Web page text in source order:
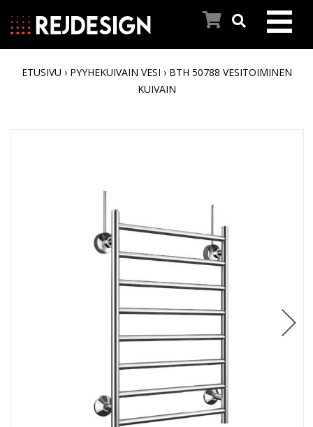
ETUSIVU
REJ DESIGNIN TARINA
ASIAKASPALVELU
ETUSIVU › PYYHEKUIVAIN VESI › BTH 50788 VESITOIMINEN
KUIVAIN